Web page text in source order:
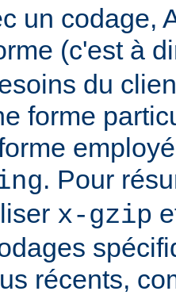
un codage,
(c'est à
du
forme
. Pour
x-gzip
récents,